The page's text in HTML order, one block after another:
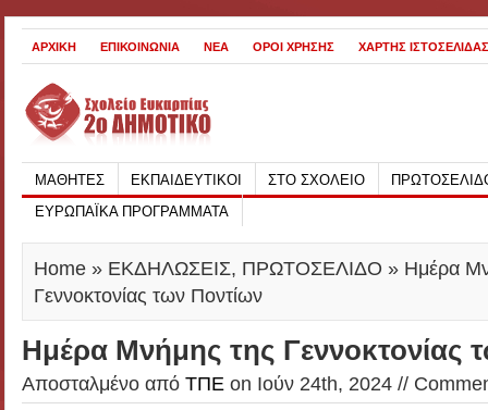
ΑΡΧΙΚΗ ΕΠΙΚΟΙΝΩΝΙΑ ΝΕΑ ΟΡΟΙ ΧΡΗΣΗΣ ΧΑΡΤΗΣ ΙΣΤΟΣΕΛΙΔΑΣ
ΜΑΘΗΤΕΣ ΕΚΠΑΙΔΕΥΤΙΚΟΙ ΣΤΟ ΣΧΟΛΕΙΟ
ΕΥΡΩΠΑΪΚΑ ΠΡΟΓΡΑΜΜΑΤΑ
Home » ΕΚΔΗΛΩΣΕΙΣ, ΠΡΩΤΟΣΕΛΙΔΟ » Ημέρα
Γεννοκτονίας των Ποντίων
Ημέρα Μνήμης της Γεννοκτονίας
Αποσταλμένο από ΤΠΕ on Ιούν 24th, 2024 //